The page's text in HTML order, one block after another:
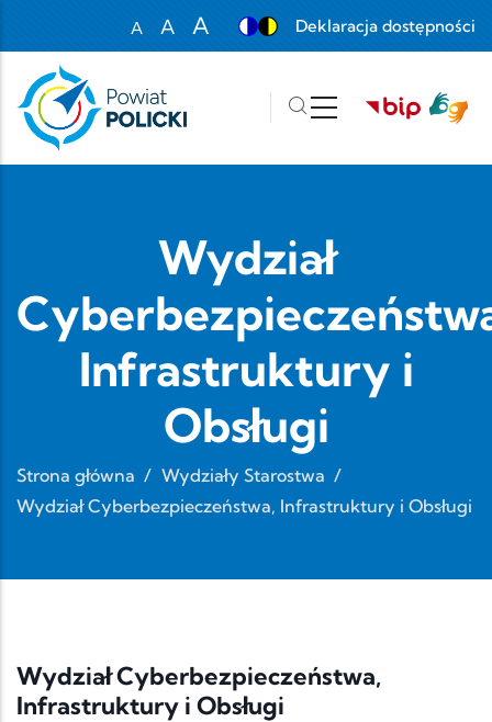
A
Set font size to 100%
A
A
Deklaracja dostępności
Wydział
Infrastruktury i
Obsługi
Strona główna / Wydziały Starostwa /
Wydział Cyberbezpieczeństwa, Infrastruktury i Obsługi
Wydział Cyberbezpieczeństwa,
Infrastruktury i Obsługi